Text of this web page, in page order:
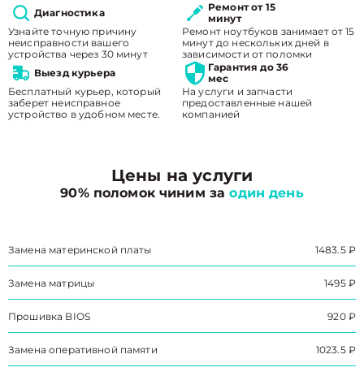
Диагностика
Узнайте точную причину
неисправности вашего
устройства через 30 минут
Ремонт от 15
минут
Ремонт ноутбуков занимает от 15
минут до нескольких дней в
зависимости от поломки
Выезд курьера
Бесплатный курьер, который
заберет неисправное
устройство в удобном месте.
Гарантия до 36
мес
На услуги и запчасти
предоставленные нашей
компанией
Цены на услуги
90% поломок чиним заодин день
Замена материнской платы 1483.5 ₽
Замена матрицы 1495 ₽
Прошивка BIOS 920 ₽
Замена оперативной памяти 1023.5 ₽